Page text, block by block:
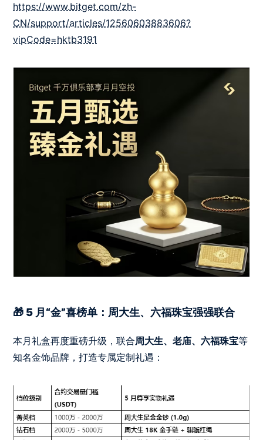
https://www.bitget.com/zh-
CN/support/articles/12560603883606?
vipCode=hktb3191
🎁 5 月“金”喜榜单：周大生、六福珠宝强强联合
本月礼盒再度重磅升级，联合周大生、老庙、六福珠宝等
知名金饰品牌，打造专属定制礼遇：